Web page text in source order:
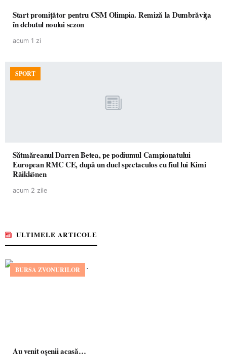
Start promițător pentru CSM Olimpia. Remiză la Dumbrăvița
în debutul noului sezon
acum 1 zi
SPORT
Sătmăreanul Darren Betea, pe podiumul Campionatului
European RMC CE, după un duel spectaculos cu fiul lui Kimi
Räikkönen
acum 2 zile
ULTIMELE ARTICOLE
BURSA ZVONURILOR
Au venit oșenii acasă…